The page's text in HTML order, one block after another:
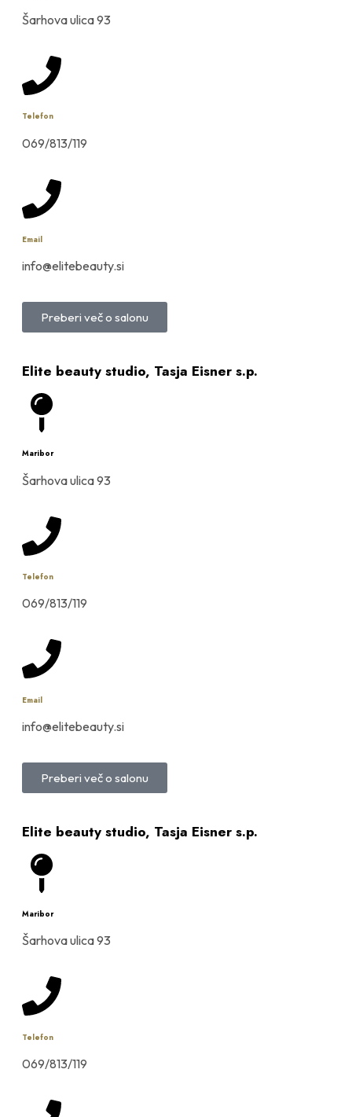
Elite beauty studio, Tasja Eisner s.p.
Maribor
Šarhova ulica 93
Telefon
069/813/119
Elite beauty studio, Tasja Eisner s.p.
Maribor
Šarhova ulica 93
Telefon
069/813/119
Email
info@elitebeauty.si
Preberi več o salonu
Šarhova ulica 93
Telefon
069/813/119
Email
info@elitebeauty.si
Preberi več o salonu